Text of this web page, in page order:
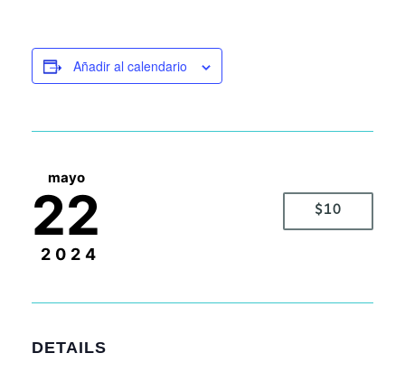
Añadir al calendario
mayo
22
2024
$10
DETAILS